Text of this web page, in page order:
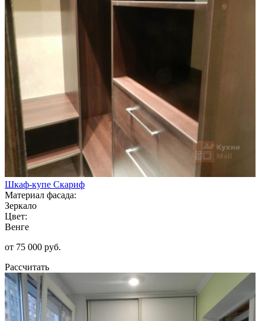
Шкаф-купе Скариф
Материал фасада:
Зеркало
Цвет:
Венге
от 75 000 руб.
Рассчитать